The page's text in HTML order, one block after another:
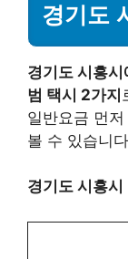
경기도
경기도 시흥
범 택시 2가지
일반요금 먼
볼 수 있습니
경기도 시흥